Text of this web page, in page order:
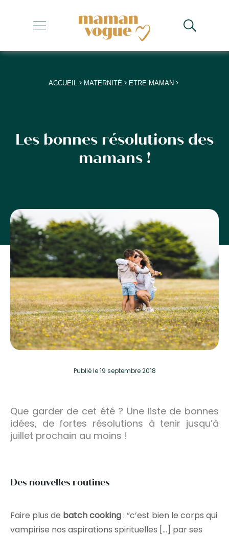
+
+
+
+
ACCUEIL > MATERNITÉ > ETRE MAMAN >
Les bonnes résolutions des
mamans !
Publiéle 19 septembre 2018
Que garder de cet été ? Une liste de bonnes
idées, de fortes résolutions à tenir jusqu’à
juillet prochain au moins !
Des nouvelles routines
Faire plus de batch cooking: “c’est bien le corps qui
vampirise nos aspirations spirituelles […] par ses